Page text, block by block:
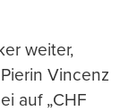
weiter,
Vincenz
auf „CHF